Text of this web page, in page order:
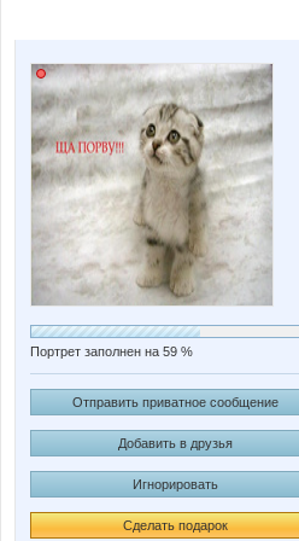
Портрет заполнен на 59 %
Отправить приватное сообщение
Добавить в друзья
Игнорировать
Сделать подарок